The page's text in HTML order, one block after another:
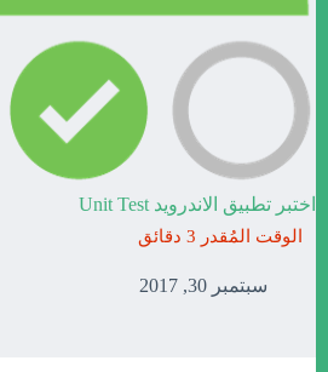
اختبر تطبيق الاندرويد Unit Test
سبتمبر 30, 2017